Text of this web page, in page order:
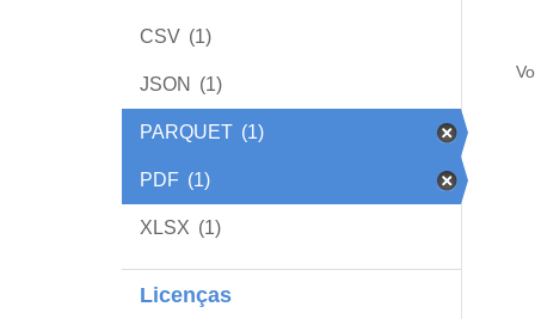
CSV (1)
JSON (1)
PARQUET (1)
PDF (1)
XLSX (1)
Licenças